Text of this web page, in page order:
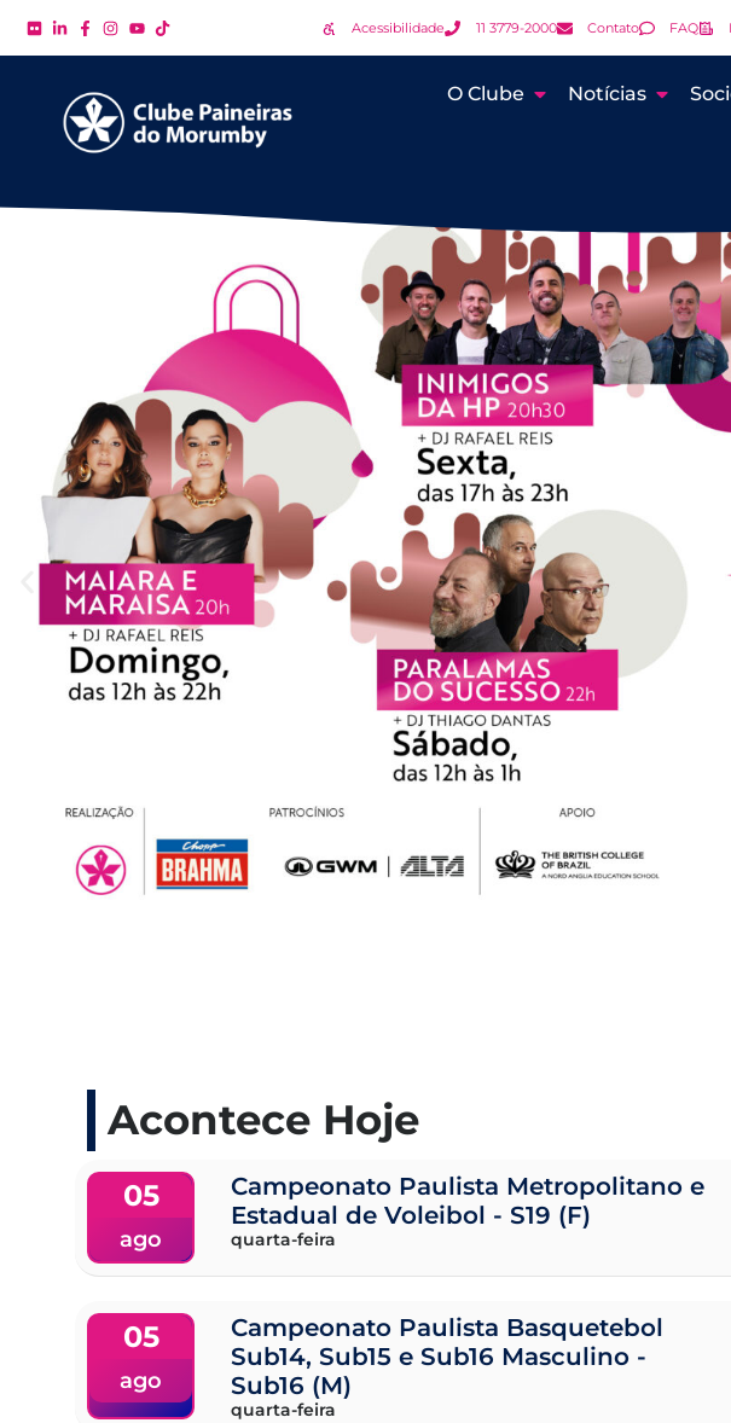
Acessibilidade 11 3779-2000 Contato FAQ
O Clube Notícias
Acontece Hoje
05
ago
Campeonato Paulista Metropolitano e
Estadual de Voleibol - S19 (F)
quarta-feira
05
ago
Campeonato Paulista Basquetebol
Sub14, Sub15 e Sub16 Masculino -
Sub16 (M)
quarta-feira